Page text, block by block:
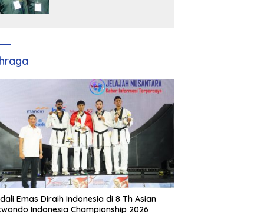
Emas Diraih Indonesia di 8 Th Asian
Indonesia Championship 2026